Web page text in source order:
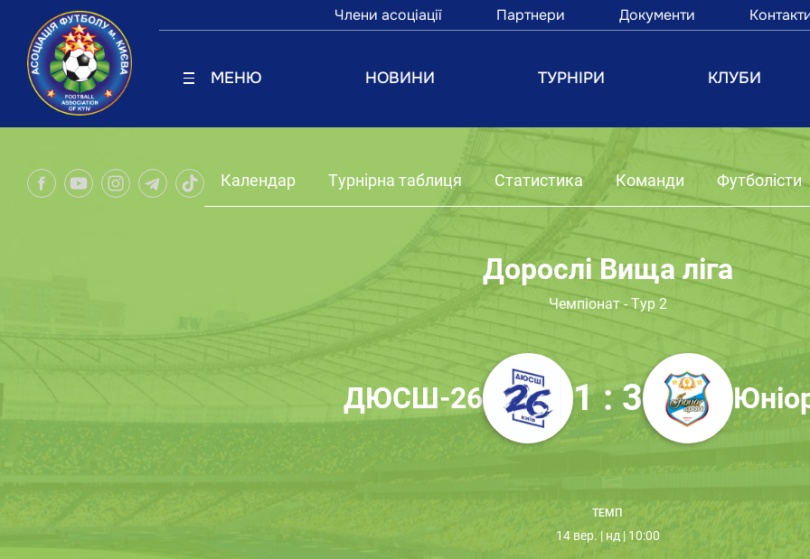
Члени асоціації Партнери Документи
МЕНЮ НОВИНИ ТУРНІРИ КЛУБИ
Календар Турнірна таблиця Статистика Команди Футболісти
Дорослі Вища ліга
Чемпіонат - Тур 2
ДЮСШ-26 1 : 3
ТЕМП
14 вер. | нд | 10:00